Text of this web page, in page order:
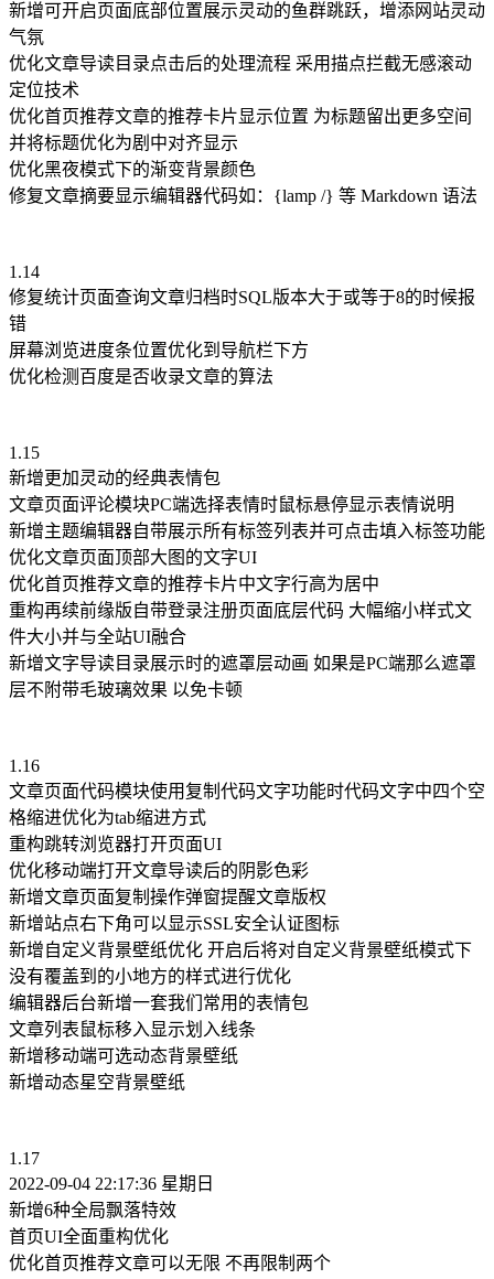
新增可开启页面底部位置展示灵动的鱼群跳跃，增添网站灵动
气氛
优化文章导读目录点击后的处理流程 采用描点拦截无感滚动
定位技术
优化首页推荐文章的推荐卡片显示位置 为标题留出更多空间
并将标题优化为剧中对齐显示
优化黑夜模式下的渐变背景颜色
修复文章摘要显示编辑器代码如：{lamp /} 等 Markdown 语法
1.14
修复统计页面查询文章归档时SQL版本大于或等于8的时候报
错
屏幕浏览进度条位置优化到导航栏下方
优化检测百度是否收录文章的算法
1.15
新增更加灵动的经典表情包
文章页面评论模块PC端选择表情时鼠标悬停显示表情说明
新增主题编辑器自带展示所有标签列表并可点击填入标签功能
优化文章页面顶部大图的文字UI
优化首页推荐文章的推荐卡片中文字行高为居中
重构再续前缘版自带登录注册页面底层代码 大幅缩小样式文
件大小并与全站UI融合
新增文字导读目录展示时的遮罩层动画 如果是PC端那么遮罩
层不附带毛玻璃效果 以免卡顿
1.16
文章页面代码模块使用复制代码文字功能时代码文字中四个空
格缩进优化为tab缩进方式
重构跳转浏览器打开页面UI
优化移动端打开文章导读后的阴影色彩
新增文章页面复制操作弹窗提醒文章版权
新增站点右下角可以显示SSL安全认证图标
新增自定义背景壁纸优化 开启后将对自定义背景壁纸模式下
没有覆盖到的小地方的样式进行优化
编辑器后台新增一套我们常用的表情包
文章列表鼠标移入显示划入线条
新增移动端可选动态背景壁纸
新增动态星空背景壁纸
1.17
2022-09-04 22:17:36 星期日
新增6种全局飘落特效
首页UI全面重构优化
优化首页推荐文章可以无限 不再限制两个